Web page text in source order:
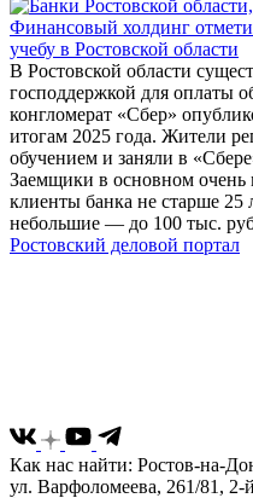
Финансовый холдинг
учебу в Ростовской области
В Ростовской области
господдержкой для оплаты
конгломерат «Сбер»
итогам 2025 года. Жители
обучением и заняли в
Заемщики в основном очень
клиенты банка не старше
небольшие — до 100 тыс.
Ростовский деловой портал
Как нас найти: Ростов-на-
ул. Варфоломеева, 261/81, 2-